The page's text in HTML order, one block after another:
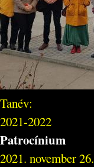
Tanév:
2021-2022
Patrocínium
2021. november 26.